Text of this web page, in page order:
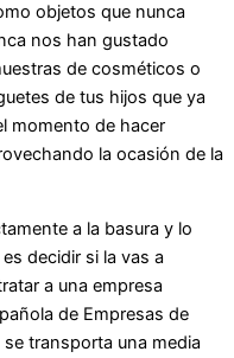
objetos que nunca
nos han gustado
de cosméticos o
de tus hijos que ya
momento de hacer
la ocasión de la
a la basura y lo
decidir si la vas a
a una empresa
de Empresas de
transporta una media